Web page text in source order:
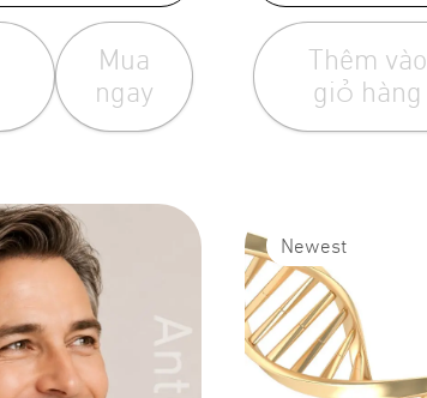
Mua
ngay
Thêm vào
giỏ hàng
Newest